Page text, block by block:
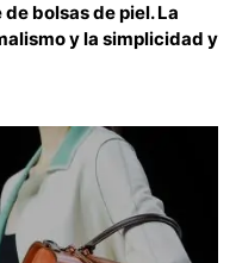
bolsas de piel. La
y la simplicidad y